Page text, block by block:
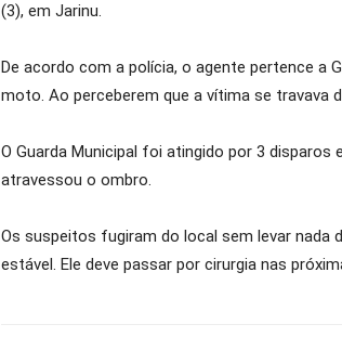
(3), em Jarinu.
De acordo com a polícia, o agente pertence a
moto. Ao perceberem que a vítima se travava
O Guarda Municipal foi atingido por 3
atravessou o ombro.
Os suspeitos fugiram do local sem levar nada
estável. Ele deve passar por cirurgia nas